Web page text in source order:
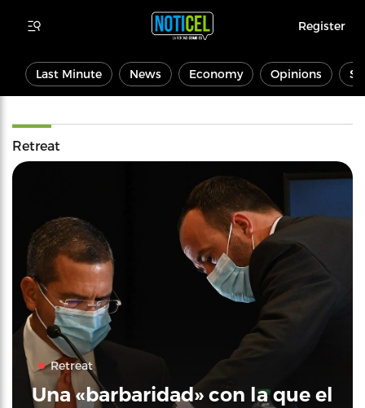
Register
Last Minute News Economy Opinions
Retreat
Retreat
Una «barbaridad» con la que el